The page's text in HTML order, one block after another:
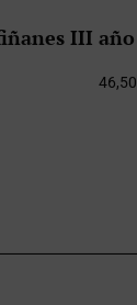
III año
46,50